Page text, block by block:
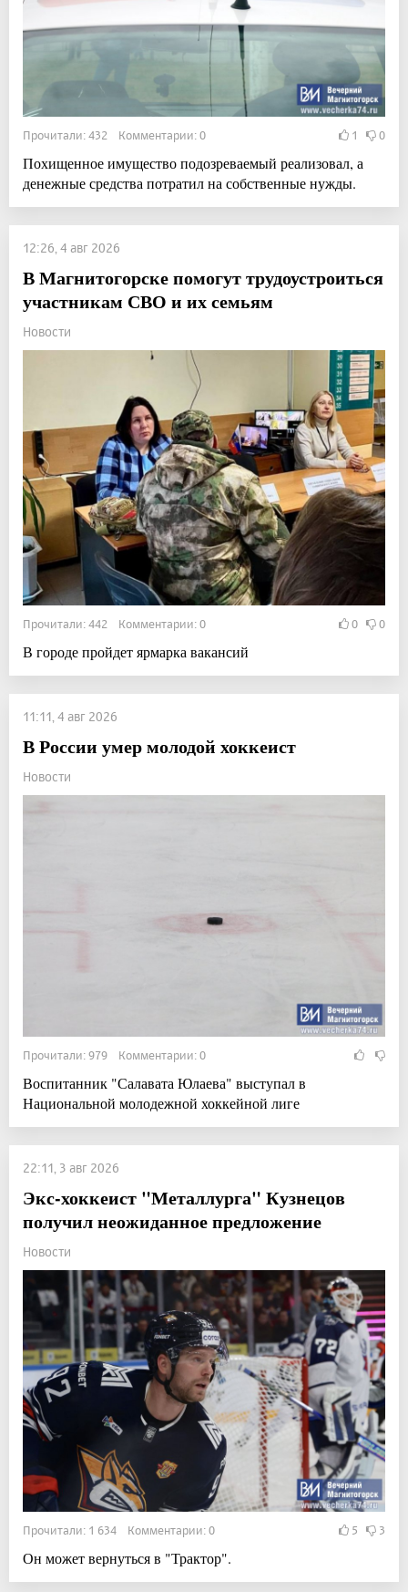
Прочитали: 432 Комментарии: 0 1 0
Похищенное имущество подозреваемый реализовал, а
денежные средства потратил на собственные нужды.
12:26, 4 авг 2026
В Магнитогорске помогут трудоустроиться
участникам СВО и их семьям
Новости
Прочитали: 442 Комментарии: 0 0 0
В городе пройдет ярмарка вакансий
11:11, 4 авг 2026
В России умер молодой хоккеист
Новости
Прочитали: 979 Комментарии: 0
Воспитанник "Салавата Юлаева" выступал в
Национальной молодежной хоккейной лиге
22:11, 3 авг 2026
Экс-хоккеист "Металлурга" Кузнецов
получил неожиданное предложение
Новости
Прочитали: 1 634 Комментарии: 0 5 3
Он может вернуться в "Трактор".